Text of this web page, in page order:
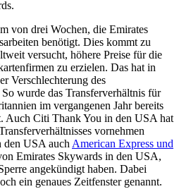
von drei Wochen, die Emirates
benötigt. Dies kommt zu
versucht, höhere Preise für die
zu erzielen. Das hat in
Verschlechterung des
wurde das Transferverhältnis für
im vergangenen Jahr bereits
Auch Citi Thank You in den USA hat
vornehmen
den USA auch American Express und
Emirates Skywards in den USA,
angekündigt haben. Dabei
ein genaues Zeitfenster genannt.